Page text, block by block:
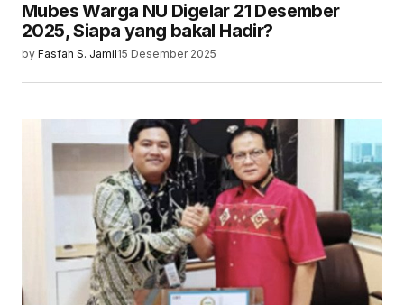
Mubes Warga NU Digelar 21 Desember
2025, Siapa yang bakal Hadir?
by Fasfah S. Jamil15 Desember 2025